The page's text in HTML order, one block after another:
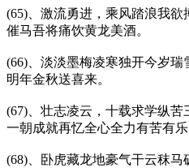
(65)、激流勇进，乘风踏浪我
催马吾将痛饮黄龙美酒。
(66)、淡淡墨梅凌寒独开今岁
明年金秋送喜来。
(67)、壮志凌云，十载求学纵苦
一朝成就再忆全心全力有苦有乐
(68)、卧虎藏龙地豪气干云秣